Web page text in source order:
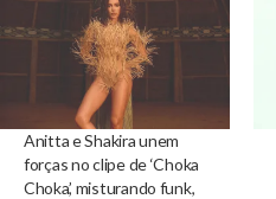
Anitta e Shakira unem
forças no clipe de ‘Choka
Choka’, misturando funk,